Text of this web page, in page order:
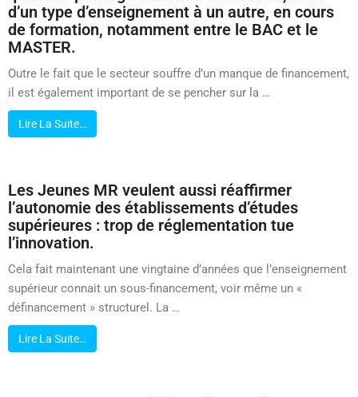
d’un type d’enseignement à un autre, en cours
de formation, notamment entre le BAC et le
MASTER.
Outre le fait que le secteur souffre d’un manque de financement,
il est également important de se pencher sur la …
Lire La Suite…
Les Jeunes MR veulent aussi réaffirmer
l’autonomie des établissements d’études
supérieures : trop de réglementation tue
l’innovation.
Cela fait maintenant une vingtaine d’années que l’enseignement
supérieur connait un sous-financement, voir même un «
définancement » structurel. La …
Lire La Suite…